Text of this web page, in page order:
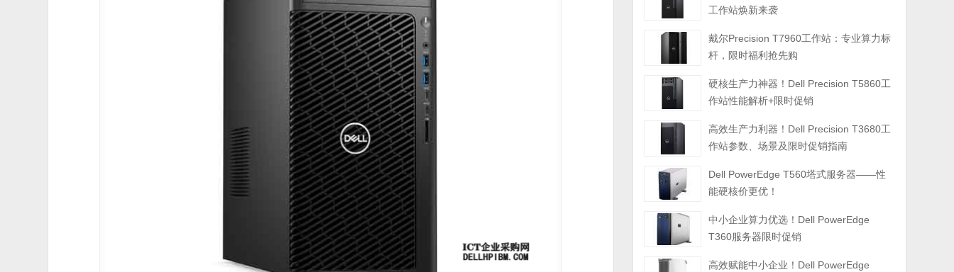
工作站焕新来袭
戴尔Precision T7960工作站：专业算力标
杆，限时福利抢先购
硬核生产力神器！Dell Precision T5860工
作站性能解析+限时促销
高效生产力利器！Dell Precision T3680工
作站参数、场景及限时促销指南
Dell PowerEdge T560塔式服务器——性
能硬核价更优！
中小企业算力优选！Dell PowerEdge
T360服务器限时促销
高效赋能中小企业！Dell PowerEdge